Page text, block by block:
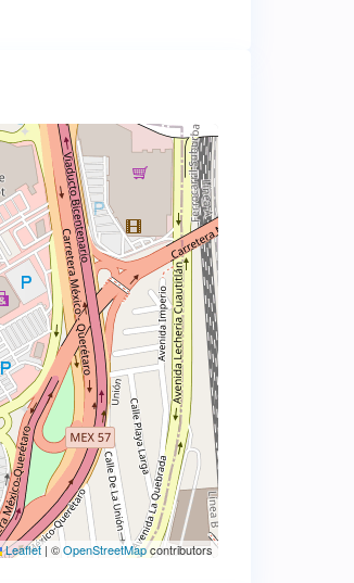
Leaflet | ©OpenStreetMapcontributors